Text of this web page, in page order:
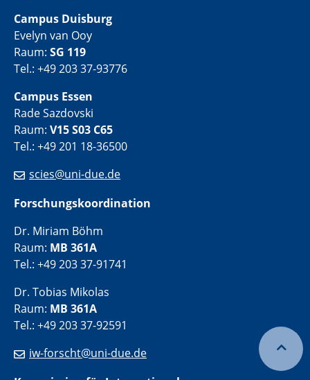
Campus Duisburg
Evelyn van Ooy
Raum: SG 119
Tel.: +49 203 37-93776
Campus Essen
Rade Sazdovski
Raum: V15 S03 C65
Tel.: +49 201 18-36500
scies@uni-due.de
Forschungskoordination
Dr. Miriam Böhm
Raum: MB 361A
Tel.: +49 203 37-91741
Dr. Tobias Mikolas
Raum: MB 361A
Tel.: +49 203 37-92591
iw-forscht@uni-due.de